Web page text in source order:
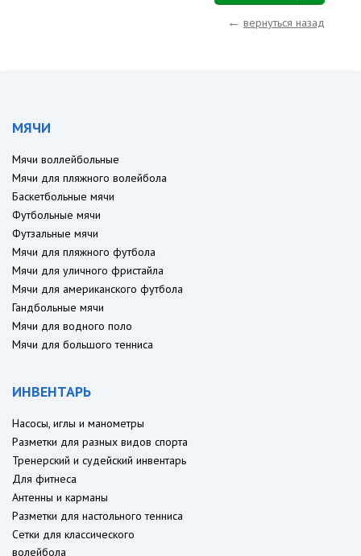
← вернуться назад
МЯЧИ
Мячи воллейбольные
Мячи для пляжного волейбола
Баскетбольные мячи
Футбольные мячи
Футзальные мячи
Мячи для пляжного футбола
Мячи для уличного фристайла
Мячи для американского футбола
Гандбольные мячи
Мячи для водного поло
Мячи для большого тенниса
ИНВЕНТАРЬ
Насосы, иглы и манометры
Разметки для разных видов спорта
Тренерский и судейский инвентарь
Для фитнеса
Антенны и карманы
Разметки для настольного тенниса
Сетки для классического
волейбола